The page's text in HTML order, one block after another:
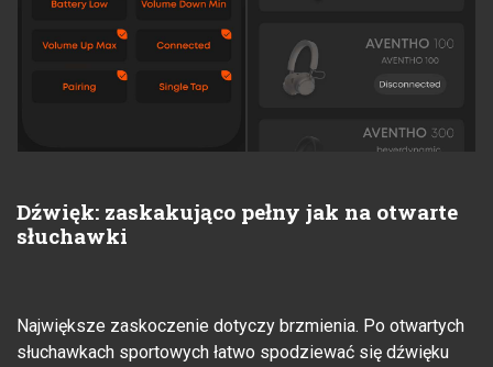
Dźwięk: zaskakująco pełny jak na otwarte
słuchawki
Największe zaskoczenie dotyczy brzmienia. Po otwartych
słuchawkach sportowych łatwo spodziewać się dźwięku